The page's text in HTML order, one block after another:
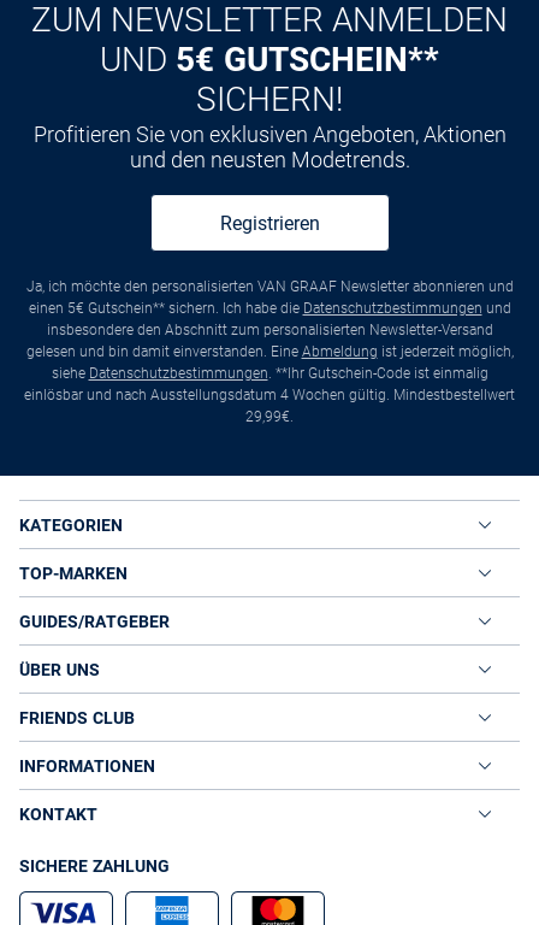
ZUM NEWSLETTER ANMELDEN
UND 5€ GUTSCHEIN**
SICHERN!
Profitieren Sie von exklusiven Angeboten, Aktionen
und den neusten Modetrends.
Registrieren
Ja, ich möchte den personalisierten VAN GRAAF Newsletter abonnieren und
einen 5€ Gutschein** sichern. Ich habe die Datenschutzbestimmungen und
insbesondere den Abschnitt zum personalisierten Newsletter-Versand
gelesen und bin damit einverstanden. Eine Abmeldung ist jederzeit möglich,
siehe Datenschutzbestimmungen. **Ihr Gutschein-Code ist einmalig
einlösbar und nach Ausstellungsdatum 4 Wochen gültig. Mindestbestellwert
29,99€.
KATEGORIEN
TOP-MARKEN
GUIDES/RATGEBER
ÜBER UNS
FRIENDS CLUB
INFORMATIONEN
KONTAKT
SICHERE ZAHLUNG